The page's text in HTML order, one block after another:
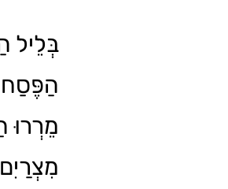
בְּלֵיל
הַפֶּסַח
מֵרְרוּ